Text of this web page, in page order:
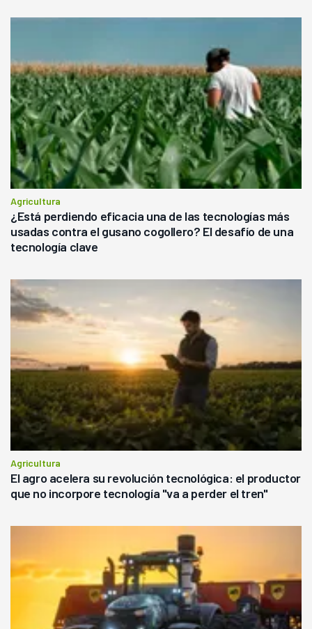
Agricultura
¿Está perdiendo eficacia una de las tecnologías más
usadas contra el gusano cogollero? El desafío de una
tecnología clave
Agricultura
El agro acelera su revolución tecnológica: el productor
que no incorpore tecnología "va a perder el tren"